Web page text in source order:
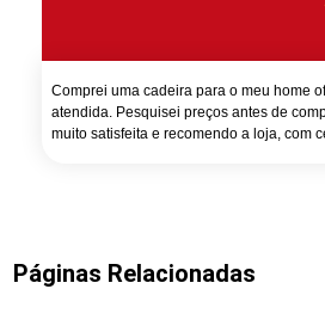
Comprei uma cadeira para o meu home
atendida. Pesquisei preços antes de
muito satisfeita e recomendo a loja, com
Páginas Relacionadas